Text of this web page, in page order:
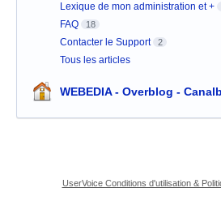
Lexique de mon administration et +
FAQ 18
Contacter le Support 2
Tous les articles
WEBEDIA - Overblog -
UserVoice Conditions d'utilisation &